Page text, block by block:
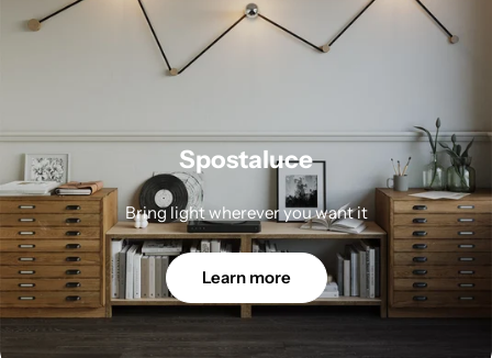
Spostaluce
Bring light wherever you want it
Learn more